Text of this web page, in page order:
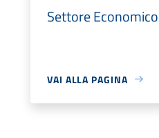
Settore
VAI ALLA PAGINA